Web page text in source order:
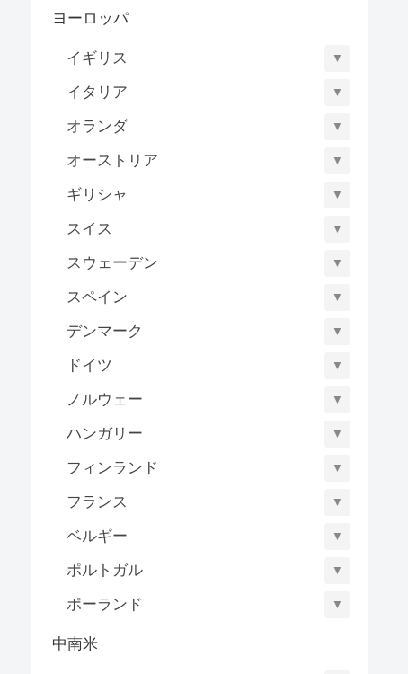
ヨーロッパ
イギリス ▼
イタリア ▼
オランダ ▼
オーストリア ▼
ギリシャ ▼
スイス ▼
スウェーデン ▼
スペイン ▼
デンマーク ▼
ドイツ ▼
ノルウェー ▼
ハンガリー ▼
フィンランド ▼
フランス ▼
ベルギー ▼
ポルトガル ▼
ポーランド ▼
中南米